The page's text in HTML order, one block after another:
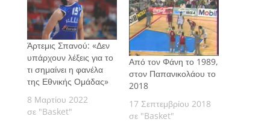
Άρτεμις Σπανού: «Δεν
υπάρχουν λέξεις για το
τι σημαίνει η φανέλα
της Εθνικής Ομάδας»
8 Μαρτίου 2022
σε "Basket"
Από τον Φάνη το 1989,
στον Παπανικολάου το
2018
17 Σεπτεμβρίου 2018
σε "Basket"